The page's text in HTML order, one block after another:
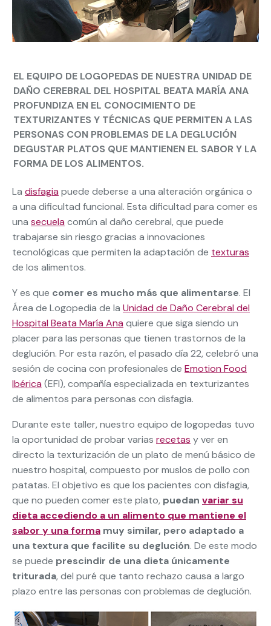
EL EQUIPO DE LOGOPEDAS DE NUESTRA UNIDAD DE
DAÑO CEREBRAL DEL HOSPITAL BEATA MARÍA ANA
PROFUNDIZA EN EL CONOCIMIENTO DE
TEXTURIZANTES Y TÉCNICAS QUE PERMITEN A LAS
PERSONAS CON PROBLEMAS DE LA DEGLUCIÓN
DEGUSTAR PLATOS QUE MANTIENEN EL SABOR Y LA
FORMA DE LOS ALIMENTOS.
La disfagia puede deberse a una alteración orgánica o
a una dificultad funcional. Esta dificultad para comer es
una secuela común al daño cerebral, que puede
trabajarse sin riesgo gracias a innovaciones
tecnológicas que permiten la adaptación de texturas
de los alimentos.
Y es que comer es mucho más que alimentarse. El
Área de Logopedia de la Unidad de Daño Cerebral del
Hospital Beata María Ana quiere que siga siendo un
placer para las personas que tienen trastornos de la
deglución. Por esta razón, el pasado día 22, celebró una
sesión de cocina con profesionales de Emotion Food
Ibérica (EFI), compañía especializada en texturizantes
de alimentos para personas con disfagia.
Durante este taller, nuestro equipo de logopedas tuvo
la oportunidad de probar varias recetas y ver en
directo la texturización de un plato de menú básico de
nuestro hospital, compuesto por muslos de pollo con
patatas. El objetivo es que los pacientes con disfagia,
que no pueden comer este plato, puedan variar su
dieta accediendo a un alimento que mantiene el
sabor y una forma muy similar, pero adaptado a
una textura que facilite su deglución. De este modo
se puede prescindir de una dieta únicamente
triturada, del puré que tanto rechazo causa a largo
plazo entre las personas con problemas de deglución.